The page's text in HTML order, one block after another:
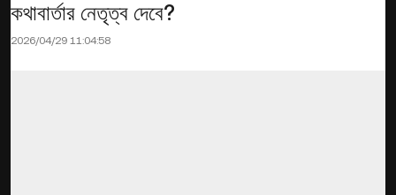
কথাবার্তার নেতৃত্ব দেবে?
2026/04/29 11:04:58